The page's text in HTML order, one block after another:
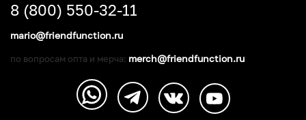
8 (800) 550-32-11
mario@friendfunction.ru
по вопросам опта и мерча: merch@friendfunction.ru